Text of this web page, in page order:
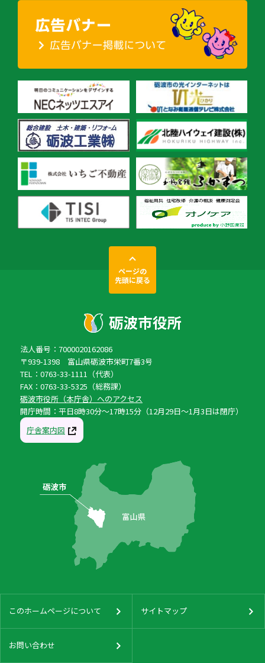
ページの
先頭に戻る
法人番号：7000020162086
〒939-1398 富山県砺波市栄町7番3号
TEL：0763-33-1111（代表）
FAX：0763-33-5325（総務課）
砺波市役所（本庁舎）へのアクセス
開庁時間：平日8時30分〜17時15分（12月29日〜1月3日は閉庁）
庁舎案内図
このホームページについて サイトマップ
お問い合わせ